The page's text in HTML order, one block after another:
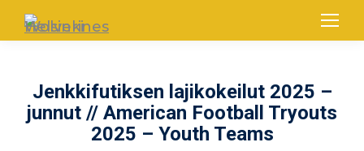
Jenkkifutiksen lajikokeilut 2025 –
junnut // American Football Tryouts
2025 – Youth Teams